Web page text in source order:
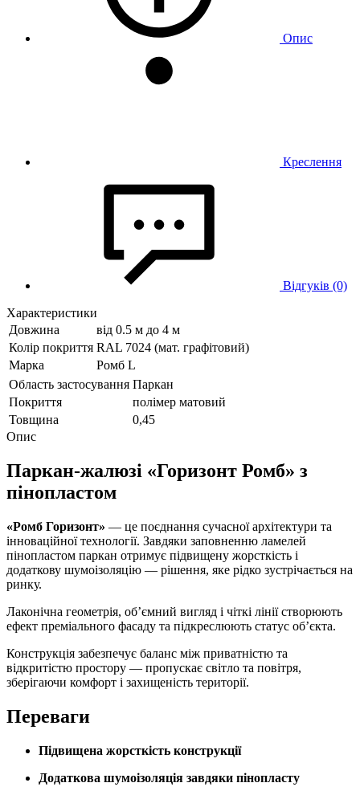
Опис
Креслення
Відгуків (0)
Характеристики
Довжина
від 0.5 м до 4 м
Колір покриття RAL 7024 (мат. графітовий)
Марка
Ромб L
Область застосування Паркан
Покриття
полімер матовий
Товщина
0,45
Опис
Паркан-жалюзі «Горизонт Ромб» з
пінопластом
«Ромб Горизонт» — це поєднання сучасної архітектури та
інноваційної технології. Завдяки заповненню ламелей
пінопластом паркан отримує підвищену жорсткість і
додаткову шумоізоляцію — рішення, яке рідко зустрічається на
ринку.
Лаконічна геометрія, об’ємний вигляд і чіткі лінії створюють
ефект преміального фасаду та підкреслюють статус об’єкта.
Конструкція забезпечує баланс між приватністю та
відкритістю простору — пропускає світло та повітря,
зберігаючи комфорт і захищеність території.
Переваги
Підвищена жорсткість конструкції
Додаткова шумоізоляція завдяки пінопласту